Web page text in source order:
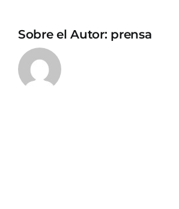
Sobre el Autor: prensa